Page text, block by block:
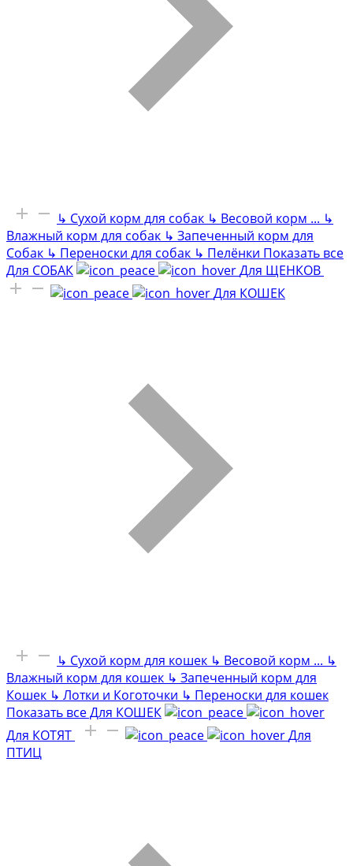
↳ Сухой корм для собак ↳ Весовой корм ... ↳
Влажный корм для собак ↳ Запеченный корм для
Собак ↳ Переноски для собак ↳ Пелёнки Показать все
Для СОБАК
Для ЩЕНКОВ
Для КОШЕК
↳ Сухой корм для кошек ↳ Весовой корм ... ↳
Влажный корм для кошек ↳ Запеченный корм для
Кошек ↳ Лотки и Коготочки ↳ Переноски для кошек
Показать все Для КОШЕК
Для КОТЯТ
Для
ПТИЦ